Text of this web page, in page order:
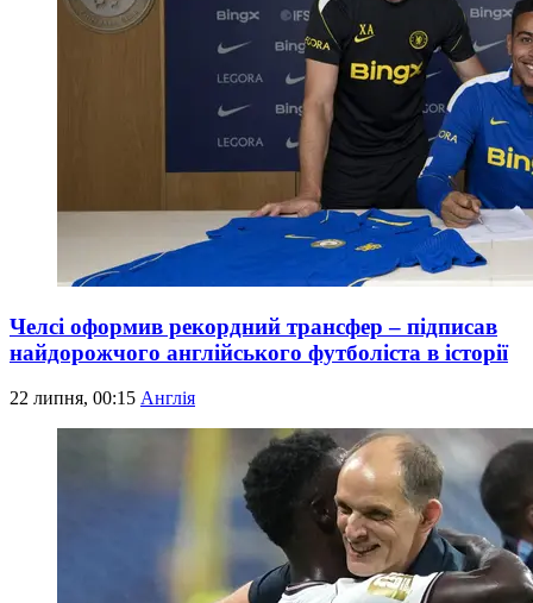
Челсі оформив рекордний трансфер – підписав
найдорожчого англійського футболіста в історії
22 липня, 00:15 Англія